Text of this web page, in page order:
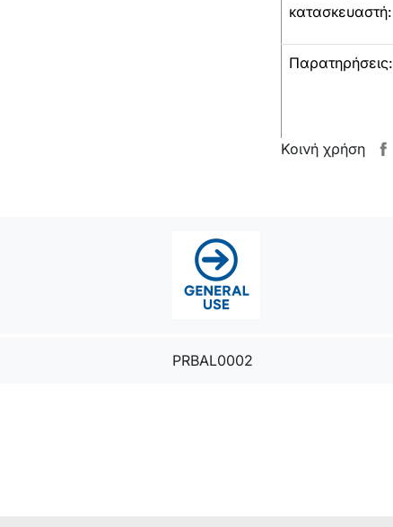
κατασκευαστή:
Παρατηρήσεις:
Κοινή χρήση
PRBAL0002